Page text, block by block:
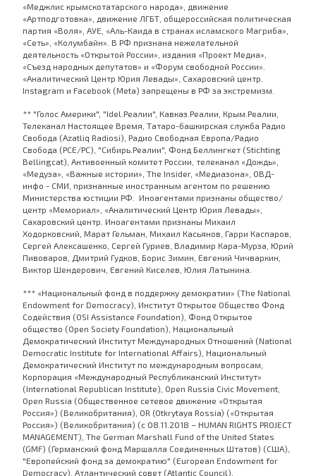
«Меджлис крымскотатарского народа», движение
«Артподготовка», движение ЛГБТ, общероссийская политическая
партия «Воля», АУЕ, «Аль-Каида в странах исламского Магриба»,
«Сеть», «Колумбайн». В РФ признана нежелательной
деятельность «Открытой России», издания «Проект Медиа»,
«Съезд народных депутатов» и «Форум свободной России».
«Аналитический Центр Юрия Левады», Сахаровский центр.
Instagram и Facebook (Metа) запрещены в РФ за экстремизм.
** "Голос Америки", "Idel.Реалии", Кавказ.Реалии, Крым.Реалии,
Телеканал Настоящее Время, Татаро-башкирская служба Радио
Свобода (Azatliq Radiosi), Радио Свободная Европа/Радио
Свобода (PCE/PC), "Сибирь.Реалии", Фонд Беллингкет (Stichting
Bellingcat), Антивоенный комитет России, телеканал «Дождь»,
«Медуза», «Важные истории», The Insider, «Медиазона», ОВД-
инфо - СМИ, признанные иностранным агентом по решению
Министерства юстиции РФ. Иноагентами признаны общество/
центр «Мемориал», «Аналитический Центр Юрия Левады»,
Сахаровский центр. Иноагентами признаны Михаил
Ходорковский, Марат Гельман, Михаил Касьянов, Гарри Каспаров,
Сергей Алексашенко, Сергей Гуриев, Владимир Кара-Мурза, Юрий
Пивоваров, Дмитрий Гудков, Борис Зимин, Евгений Чичваркин,
Виктор Шендерович, Евгений Киселев, Юлия Латынина.
*** «Национальный фонд в поддержку демократии» (The National
Endowment for Democracy), Институт Открытое Общество Фонд
Содействия (OSI Assistance Foundation), Фонд Открытое
общество (Open Society Foundation), Национальный
Демократический Институт Международных Отношений (National
Democratic Institute for International Affairs), Национальный
Демократический Институт по международным вопросам,
Корпорация «Международный Республиканский Институт»
(International Republican Institute), Open Russia Civic Movement,
Open Russia (Общественное сетевое движение «Открытая
Россия») (Великобритания), OR (Otkrytaya Rossia) («Открытая
Россия») (Великобритания) (с 08.11.2018 – HUMAN RIGHTS PROJECT
MANAGEMENT), The German Marshall Fund of the United States
(GMF) (Германский фонд Маршалла Соединенных Штатов) (США),
"Европейский фонд за демократию" (European Endowment for
Democracy), Атлантический совет (Atlantic Council),